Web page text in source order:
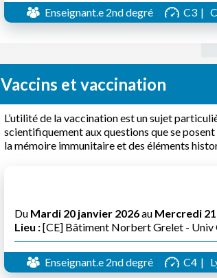
Enseignant.e 2nd degré C3
Vaccins et vaccination
L’utilité de la vaccination est un sujet
scientifiquement aux questions que se
la mémoire immunitaire et des éléments
Du Mardi 20 janvier 2026au Mercredi
Lieu :[CE] Bâtiment Norbert Grelet - Univ
Enseignant.e 2nd degré C4